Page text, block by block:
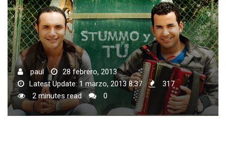
paul
28 febrero, 2013
Latest Update: 1 marzo, 2013 8:37
317
2 minutes read
0